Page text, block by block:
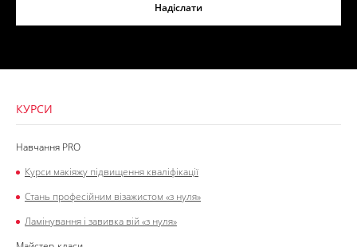
Надіслати
КУРСИ
Навчання PRO
Курси макіяжу підвищення кваліфікації
Стань професійним візажистом «з нуля»
Ламінування і завивка вій «з нуля»